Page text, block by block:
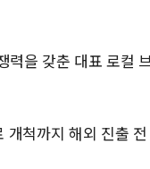
을 갖춘 대표 로컬
척까지 해외 진출